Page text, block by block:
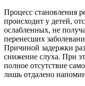
Процесс становления
происходит у детей,
ослабленных, не
перенесших
Причиной задержки
снижение слуха. При
полное отсутствие
лишь отдалено